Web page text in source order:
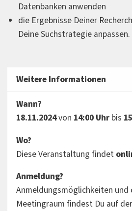
Datenbanken anwenden
die Ergebnisse Deiner
Deine Suchstrategie anpassen.
Weitere Informationen
Wann?
18.11.2024von 14:00 Uhrbis
Wo?
Diese Veranstaltung findet
Anmeldung?
Anmeldungsmöglichkeiten und
Meetingraum findest Du auf